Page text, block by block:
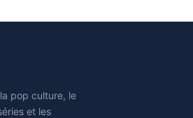
pop culture, le
et les